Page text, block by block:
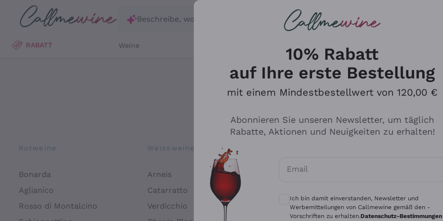
Zum Hauptinhalt springen
Beschreibe, wonach du suchst
RABATT Weine
Rotweine
Bonarda
Aglianico
Rosso di Montalcino
Weissweine
Arneis
Catarratto
Verdicchio
Tenuta San Leonardo
Alessandra Divella
Für
10% Rabatt
auf Ihre erste Bestellung
mit einem Mindestbestellwert von 120,00 €
Abonnieren Sie unseren Newsletter, um täglich
Rabatte, Aktionen und Neuigkeiten zu erhalten!
Email
Optionale Einwilligungen zum Erhalt von
Ich bin damit einverstanden, Newsletter und
Werbemitteilungen von Callmewine gemäß den -
Vorschriften zu erhalten.Datenschutz-Bestimmungen